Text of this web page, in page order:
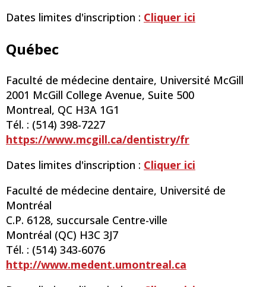
Dates limites d'inscription : Cliquer ici
Québec
Faculté de médecine dentaire, Université McGill
2001 McGill College Avenue, Suite 500
Montreal, QC H3A 1G1
Tél. : (514) 398-7227
https://www.mcgill.ca/dentistry/fr
Dates limites d'inscription : Cliquer ici
Faculté de médecine dentaire, Université de
Montréal
C.P. 6128, succursale Centre-ville
Montréal (QC) H3C 3J7
Tél. : (514) 343-6076
http://www.medent.umontreal.ca